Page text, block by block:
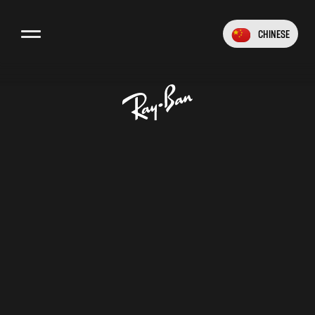
Chinese